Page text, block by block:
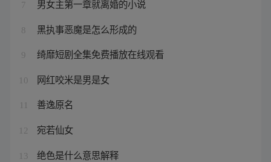
7 男女主第一章就离婚的小说
8 黑执事恶魔是怎么形成的
9 绮靡短剧全集免费播放在线观看
10 网红咬米是男是女
善逸原名
12 宛若仙女
13 绝色是什么意思解释